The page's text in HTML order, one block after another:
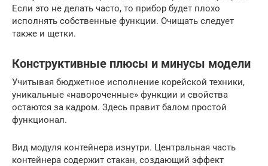
Если это не делать часто, то прибор будет плохо
исполнять собственные функции. Очищать следует
также и щетки.
Конструктивные плюсы и минусы модели
Учитывая бюджетное исполнение корейской техники,
уникальные «навороченные» функции и свойства
остаются за кадром. Здесь правит балом простой
функционал.
Вид модуля контейнера изнутри. Центральная часть
контейнера содержит стакан, создающий эффект